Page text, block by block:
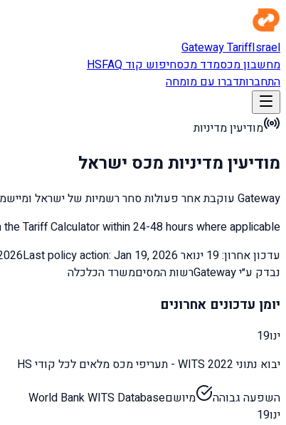
Gateway TariffIsrael
מחשבון מכסמדד מכסחיפוש קוד HSFAQ
התחברותדברו עם מומחה
מודיעין מדיניות
מודיעין מדיניות מכס ישראל
Gateway עוקבת אחר פעולות סחר רשמיות של ישראל ומיישמת שינויים בזמן אמת.
Tariff Calculator within 24-48 hours where applicable.
עדכון אחרון: 19 ינואר 2026
Last policy action: Jan 19, 2026
נבדק ע״י Gateway
רשות המסיםמשרד הכלכלה
יומן עדכונים אחרונים
ינו19
יבוא נתוני WITS 2022 - תעריפי מכס מלאים לכל קודי HS
השפעה גבוהה
מיושםWorld Bank WITS Database
ינו19